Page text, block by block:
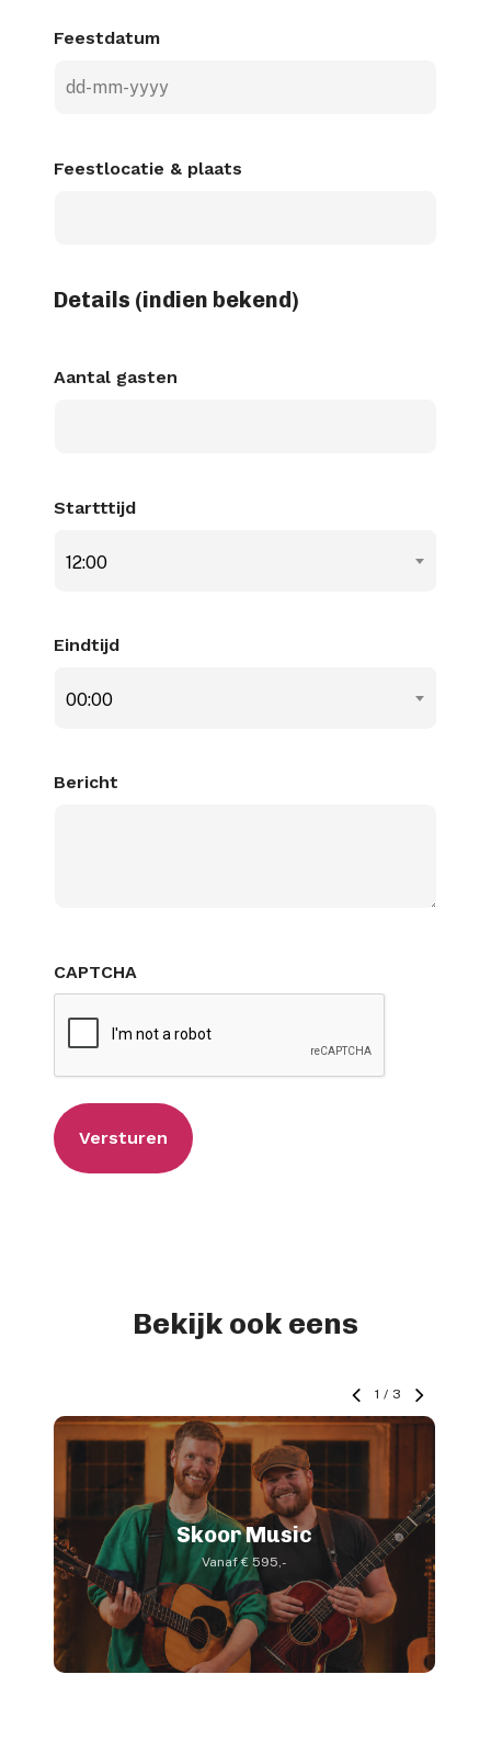
Feestdatum
MM
Feestlocatie & plaats
Details (indien bekend)
Aantal gasten
Startttijd
12:00
Eindtijd
00:00
Bericht
CAPTCHA
Bekijk ook eens
1 / 3
Skoor Music
Vanaf € 595,-